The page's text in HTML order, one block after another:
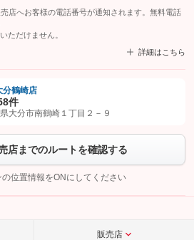
店へお客様の電話番号が通知されます。無料電話
ただけません。
詳細はこちら
を友だち追加してから「許可する」ボタンを押
ンをタップして問い合わせを
こちら
鶴崎店
件
大分市南鶴崎１丁目２－９
店までのルートを確認する
位置情報をONにしてください
販売店